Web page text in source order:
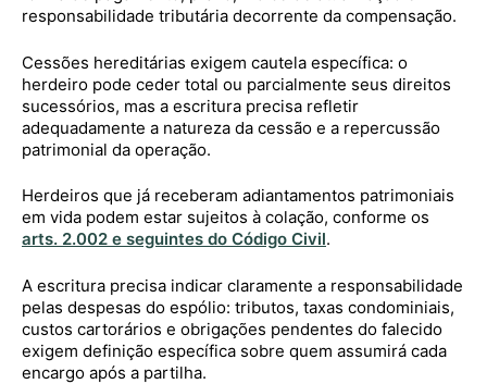
responsabilidade tributária decorrente da compensação.
Cessões hereditárias exigem cautela específica: o
herdeiro pode ceder total ou parcialmente seus direitos
sucessórios, mas a escritura precisa refletir
adequadamente a natureza da cessão e a repercussão
patrimonial da operação.
Herdeiros que já receberam adiantamentos patrimoniais
em vida podem estar sujeitos à colação, conforme os
arts. 2.002 e seguintes do Código Civil.
A escritura precisa indicar claramente a responsabilidade
pelas despesas do espólio: tributos, taxas condominiais,
custos cartorários e obrigações pendentes do falecido
exigem definição específica sobre quem assumirá cada
encargo após a partilha.